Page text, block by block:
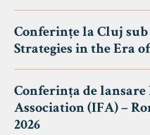
Conferințe la Cluj
Strategies in the Era
Conferința de
Association (IFA) –
2026